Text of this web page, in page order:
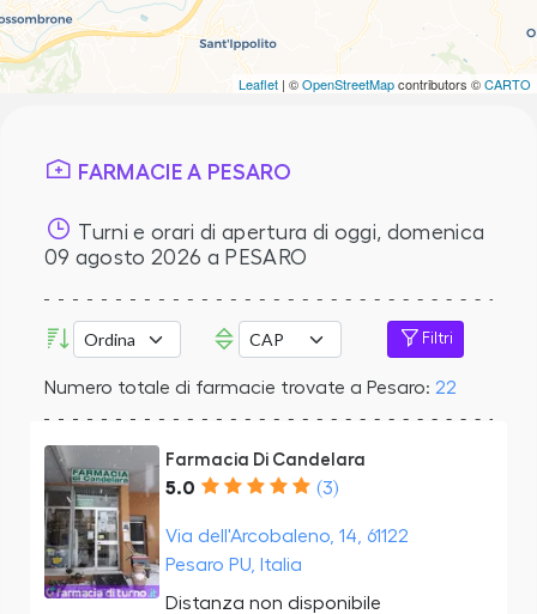
Leaflet | ©OpenStreetMapcontributors ©CARTO
FARMACIE A PESARO
Turni e orari di apertura di oggi, domenica
09 agosto 2026 a PESARO
Filtri
Numero totale di farmacie trovate a Pesaro: 22
Farmacia Di Candelara
5.0 (3)
Via dell'Arcobaleno, 14, 61122
Pesaro PU, Italia
Distanza non disponibile